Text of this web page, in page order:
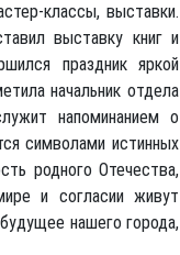
классы, выставки.
выставку книг и
праздник яркой
начальник отдела
напоминанием о
символами истинных
родного Отечества,
и согласии живут
нашего города,